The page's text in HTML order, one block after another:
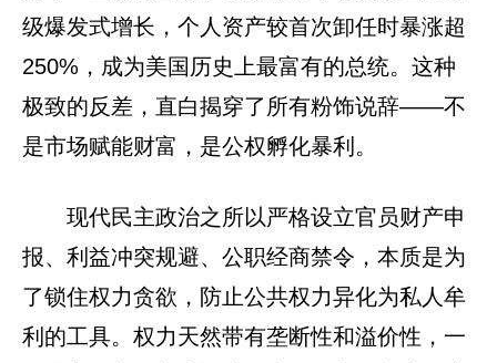
级爆发式增长，个人资产较首次卸任时暴涨超
250%，成为美国历史上最富有的总统。这种
极致的反差，直白揭穿了所有粉饰说辞——不
是市场赋能财富，是公权孵化暴利。
现代民主政治之所以严格设立官员财产申
报、利益冲突规避、公职经商禁令，本质是为
了锁住权力贪欲，防止公共权力异化为私人牟
利的工具。权力天然带有垄断性和溢价性，一